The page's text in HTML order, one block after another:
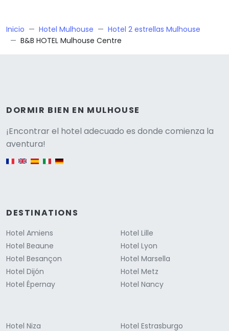
Inicio Hotel Mulhouse
Hotel 2 estrellas Mulhouse
B&B HOTEL Mulhouse Centre
DORMIR BIEN EN MULHOUSE
¡Encontrar el hotel adecuado es donde comienza la
aventura!
English version
DESTINATIONS
Hotel Amiens
Hotel Beaune
Hotel Besançon
Hotel Dijón
Hotel Épernay
Hotel Lille
Hotel Lyon
Hotel Marsella
Hotel Metz
Hotel Nancy
Hotel Niza Hotel Estrasburgo